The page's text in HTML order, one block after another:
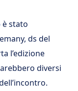
è stato
ds del
l’edizione
diversi